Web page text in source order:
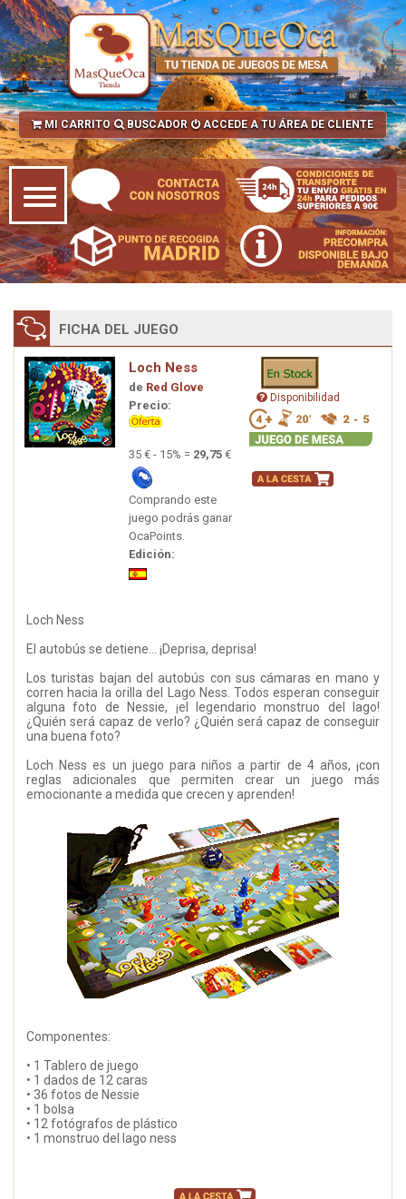
MI CARRITO BUSCADOR ACCEDE A TU ÁREA DE CLIENTE
FICHA DEL JUEGO
Loch Ness
de Red Glove
Precio:
35 € - 15% = 29,75 €
Comprando este
juego podrás ganar
OcaPoints.
Edición:
Disponibilidad
Loch Ness
El autobús se detiene… ¡Deprisa, deprisa!
Los turistas bajan del autobús con sus cámaras en mano y
corren hacia la orilla del Lago Ness. Todos esperan conseguir
alguna foto de Nessie, ¡el legendario monstruo del lago!
¿Quién será capaz de verlo? ¿Quién será capaz de conseguir
una buena foto?
Loch Ness es un juego para niños a partir de 4 años, ¡con
reglas adicionales que permiten crear un juego más
emocionante a medida que crecen y aprenden!
Componentes:
• 1 Tablero de juego
• 1 dados de 12 caras
• 36 fotos de Nessie
• 1 bolsa
• 12 fotógrafos de plástico
• 1 monstruo del lago ness